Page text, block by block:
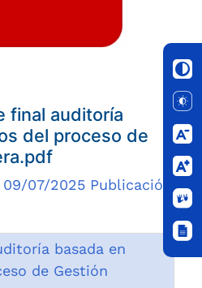
final auditoría
del proceso de
07/2025 Publicación:
basada en
de Gestión